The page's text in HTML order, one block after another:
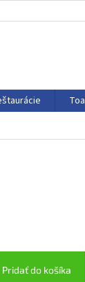
Pridať do košíka